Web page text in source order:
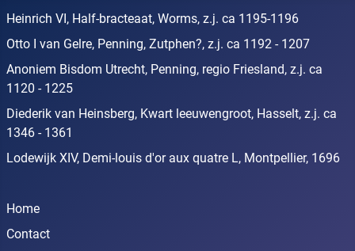
Heinrich VI, Half-bracteaat, Worms, z.j. ca 1195-1196
Otto I van Gelre, Penning, Zutphen?, z.j. ca 1192 - 1207
Anoniem Bisdom Utrecht, Penning, regio Friesland, z.j. ca
1120 - 1225
Diederik van Heinsberg, Kwart leeuwengroot, Hasselt, z.j. ca
1346 - 1361
Lodewijk XIV, Demi-louis d'or aux quatre L, Montpellier, 1696
Home
Contact